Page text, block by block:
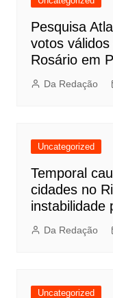
Pesquisa
votos
Rosário em
Da Redação
Uncategorized
Temporal
cidades no
instabilidade
Da Redação
Uncategorized